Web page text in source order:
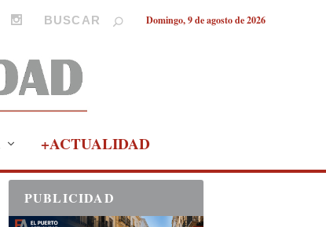
Domingo, 9 de agosto de 2026
+ACTUALIDAD
PUBLICIDAD